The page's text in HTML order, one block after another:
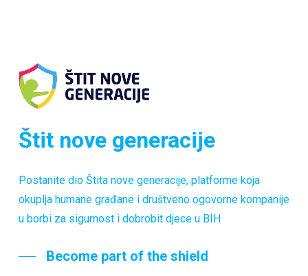
Štit nove generacije
Postanite dio Štita nove generacije, platforme koja
okuplja humane građane i društveno ogovorne kompanije
u borbi za sigurnost i dobrobit djece u BIH
Become part of the shield